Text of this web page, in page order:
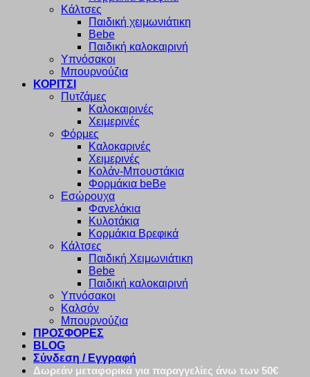
Κάλτσες
Παιδική χειμωνιάτικη
Bebe
Παιδική καλοκαιρινή
Υπνόσακοι
Μπουρνούζια
ΚΟΡΙΤΣΙ
Πυτζάμες
Καλοκαιρινές
Χειμερινές
Φόρμες
Καλοκαρινές
Χειμερινές
Κολάν-Μπουστάκια
Φορμάκια beBe
Εσώρουχα
Φανελάκια
Κυλοτάκια
Κορμάκια Βρεφικά
Κάλτσες
Παιδική Χειμωνιάτικη
Bebe
Παιδική καλοκαιρινή
Υπνόσακοι
Καλσόν
Μπουρνούζια
ΠΡΟΣΦΟΡΕΣ
BLOG
Σύνδεση / Εγγραφή
Δωρεάν μεταφορικά για παραγγελίες άνω των 50€